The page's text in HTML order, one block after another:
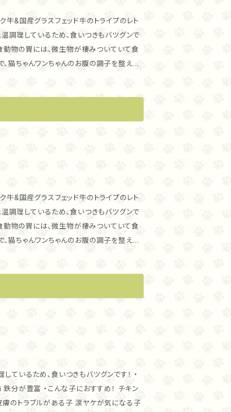
料 クール便にてお送りいたします。
牛&国産グラスフェッド牛のトライプのレト
猫ちゃんワンちゃんのお腹の調子を整える
2つの有用菌の働きで、大切なわが子の健
ら、食が細い子の食欲増進にも！ また、麹
牛&国産グラスフェッド牛のトライプのレト
猫ちゃんワンちゃんのお腹の調子を整える
2つの有用菌の働きで、大切なわが子の健
ら、食が細い子の食欲増進にも！ また、麹
いるため、食いつきもバツグンです！ ・
すすめ！ チキン
のトラブルがある子 涙ヤケが気になる子